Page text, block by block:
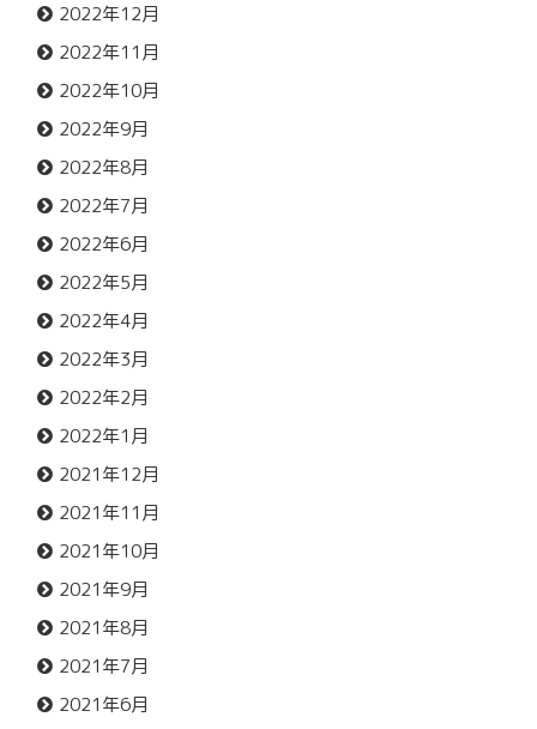
2022年12月
2022年11月
2022年10月
2022年9月
2022年8月
2022年7月
2022年6月
2022年5月
2022年4月
2022年3月
2022年2月
2022年1月
2021年12月
2021年11月
2021年10月
2021年9月
2021年8月
2021年7月
2021年6月